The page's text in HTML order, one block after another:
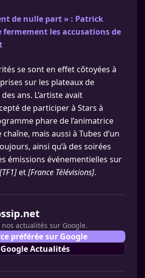
de nulle part » : Patrick
fermement les accusations de
se sont en effet côtoyées à
sur les plateaux de
ans. L’artiste avait
de participer à Stars à
phare de l’animatrice
mais aussi à Tubes d’un
ainsi qu’à des soirées
émissions événementielles sur
[TF1] et[France Télévisions].
actualités sur Google.
préférée sur Google
Google Actualités